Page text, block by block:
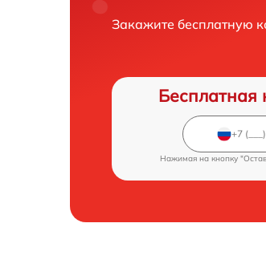
Закажите бесплатную
Бесплатная
Нажимая на кнопку